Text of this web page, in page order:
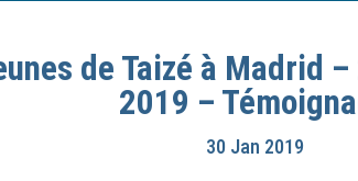
de Taizé à Madrid
2019 –
30 Jan 2019